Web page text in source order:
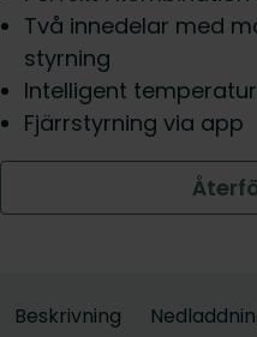
Två innedelar med
styrning
Intelligent
Fjärrstyrning via app
Beskrivning